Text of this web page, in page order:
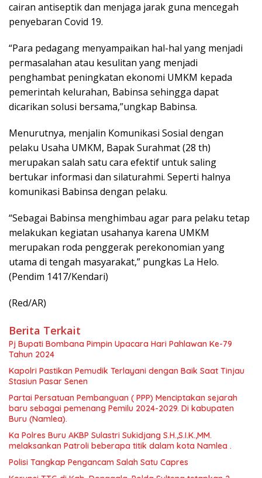
cairan antiseptik dan menjaga jarak guna mencegah
penyebaran Covid 19.
“Para pedagang menyampaikan hal-hal yang menjadi
permasalahan atau kesulitan yang menjadi
penghambat peningkatan ekonomi UMKM kepada
pemerintah kelurahan, Babinsa sehingga dapat
dicarikan solusi bersama,”ungkap Babinsa.
Menurutnya, menjalin Komunikasi Sosial dengan
pelaku Usaha UMKM, Bapak Surahmat (28 th)
merupakan salah satu cara efektif untuk saling
bertukar informasi dan silaturahmi. Seperti halnya
komunikasi Babinsa dengan pelaku.
“Sebagai Babinsa menghimbau agar para pelaku tetap
melakukan kegiatan usahanya karena UMKM
merupakan roda penggerak perekonomian yang
utama di tengah masyarakat,” pungkas La Helo.
(Pendim 1417/Kendari)
(Red/AR)
Berita Terkait
Pj Bupati Bombana Pimpin Upacara Hari Pahlawan Ke-79
Tahun 2024
Kapolri Pastikan Pemudik Terlayani dengan Baik Saat Tinjau
Stasiun Pasar Senen
Partai Persatuan Pembanguan ( PPP) Menciptakan sejarah
baru sebagai pemenang Pemilu 2024-2029. Di kabupaten
Buru (Namlea).
Ka Polres Buru AKBP Sulastri Sukidjang S.H.,S.I.K.,MM.
melaksankan Patroli beberapa titik dalam kota Namlea .
Polisi Tangkap Pengancam Salah Satu Capres